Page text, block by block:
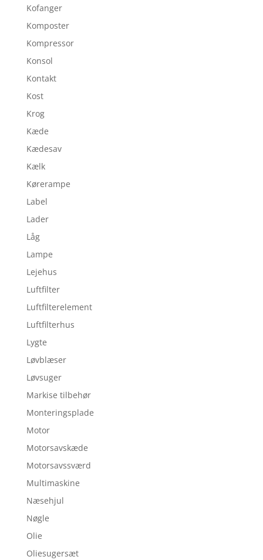
Kofanger
Komposter
Kompressor
Konsol
Kontakt
Kost
Krog
Kæde
Kædesav
Kælk
Kørerampe
Label
Lader
Låg
Lampe
Lejehus
Luftfilter
Luftfilterelement
Luftfilterhus
Lygte
Løvblæser
Løvsuger
Markise tilbehør
Monteringsplade
Motor
Motorsavskæde
Motorsavssværd
Multimaskine
Næsehjul
Nøgle
Olie
Oliesugersæt